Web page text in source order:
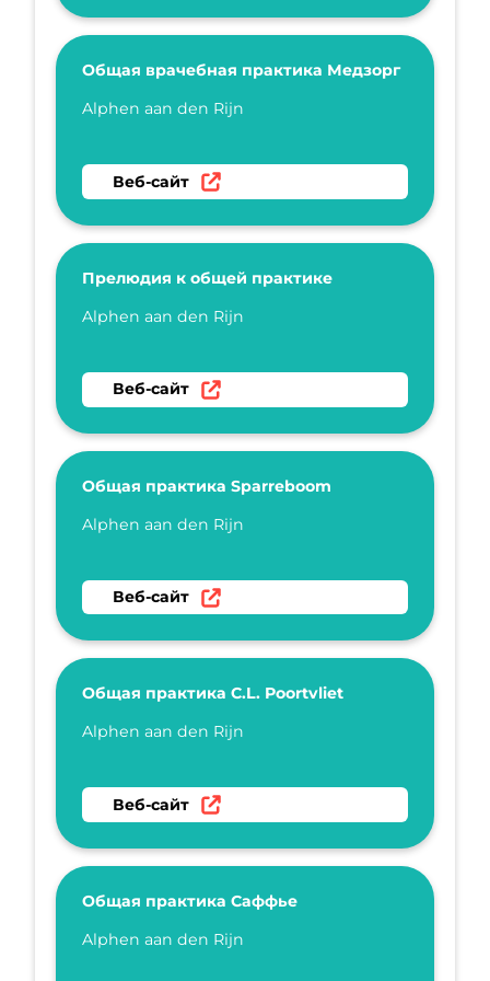
Общая врачебная практика Медзорг
Укажите имя
Alphen aan den Rijn
Перейти на веб-сайт Общая врачебная
Веб-сайт
Прелюдия к общей практике
Укажите имя
Alphen aan den Rijn
Перейти на веб-сайт Прелюдия к общей
Веб-сайт
Общая практика Sparreboom
Укажите имя
Alphen aan den Rijn
Перейти на веб-сайт Общая практика
Веб-сайт
Общая практика C.L. Poortvliet
Укажите имя
Alphen aan den Rijn
Перейти на веб-сайт Общая практика C.L.
Веб-сайт
Общая практика Саффье
Укажите имя
Alphen aan den Rijn